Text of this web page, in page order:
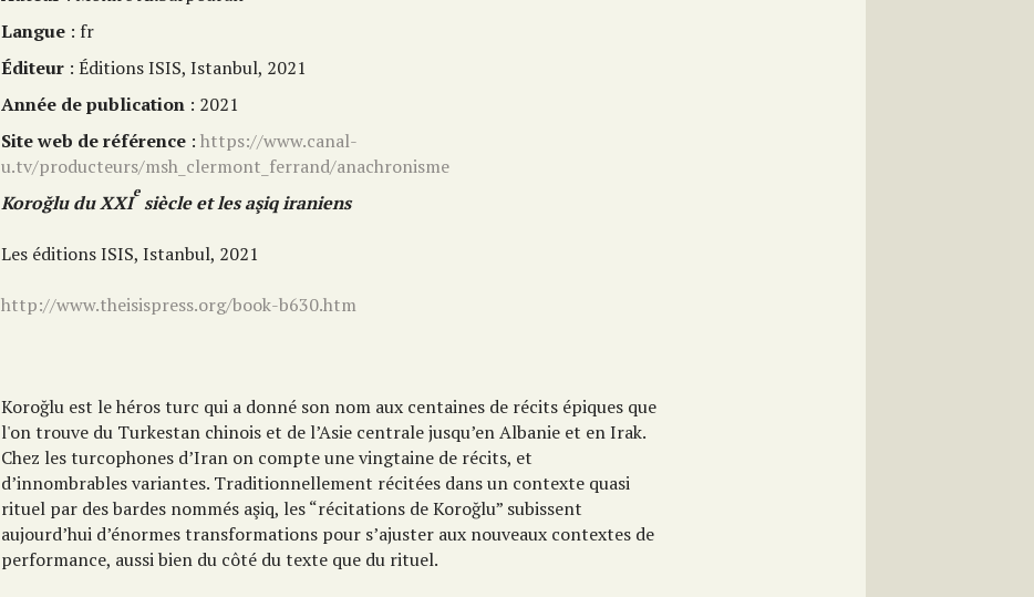
Langue : fr
Éditeur : Éditions ISIS, Istanbul, 2021
Année de publication : 2021
Site web de référence :https://www.canal-
u.tv/producteurs/msh_clermont_ferrand/anachronisme
Koroğlu du XXIe siècleet les aşiq iraniens
Les éditions ISIS, Istanbul, 2021
http://www.theisispress.org/book-b630.htm
Koroğlu est le héros turc qui a donné son nom aux centaines de récits épiques que
l'on trouve du Turkestan chinois et de l’Asie centrale jusqu’en Albanie et en Irak.
Chez les turcophones d’Iran on compte une vingtaine de récits, et
d’innombrables variantes. Traditionnellement récitées dans un contexte quasi
rituel par des bardes nommés aşiq, les “récitations de Koroğlu” subissent
aujourd’hui d’énormes transformations pour s’ajuster aux nouveaux contextes de
performance, aussi bien du côté du texte que du rituel.